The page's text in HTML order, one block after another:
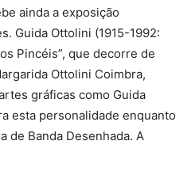
ainda a exposição
Guida Ottolini (1915-1992:
Pincéis”, que decorre de
Ottolini Coimbra,
gráficas como Guida
esta personalidade enquanto
de Banda Desenhada. A